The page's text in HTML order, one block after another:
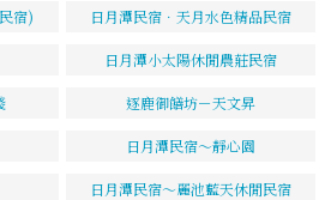
宿) 日月潭民宿．天月水色精品民宿
日月潭小太陽休閒農莊民宿
逐鹿御饍坊－天文昇
日月潭民宿～靜心園
日月潭民宿～麗池藍天休閒民宿